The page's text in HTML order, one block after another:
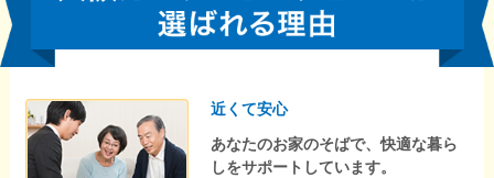
近くて安心
あなたのお家のそばで、快適な暮ら
しをサポートしています。